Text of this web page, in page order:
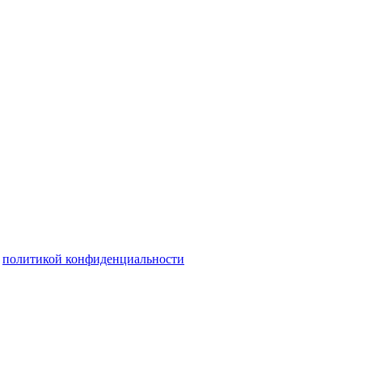
политикой конфиденциальности